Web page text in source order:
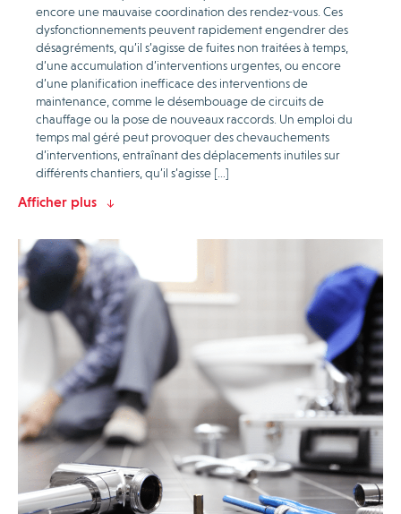
encore une mauvaise coordination des rendez-vous. Ces
dysfonctionnements peuvent rapidement engendrer des
désagréments, qu’il s’agisse de fuites non traitées à temps,
d’une accumulation d’interventions urgentes, ou encore
d’une planification inefficace des interventions de
maintenance, comme le désembouage de circuits de
chauffage ou la pose de nouveaux raccords. Un emploi du
temps mal géré peut provoquer des chevauchements
d’interventions, entraînant des déplacements inutiles sur
différents chantiers, qu’il s’agisse […]
Afficher plus